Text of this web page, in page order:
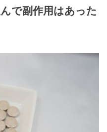
で副作用はあった